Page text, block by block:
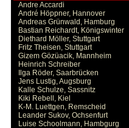
Andre Accardi
André Höppner, Hannover
Andreas Grünwald, Hamburg
Bastian Reichardt, Königswinter
Diethard Möller, Stuttgart
Fritz Theisen, Stuttgart
Gizem Gözüacik, Mannheim
Heinrich Schreiber
Ilga Röder, Saarbrücken
Jens Lustig, Augsburg
Kalle Schulze, Sassnitz
Kiki Rebell, Kiel
K-M. Luettgen, Remscheid
Leander Sukov, Ochsenfurt
Luise Schoolmann, Hambgurg